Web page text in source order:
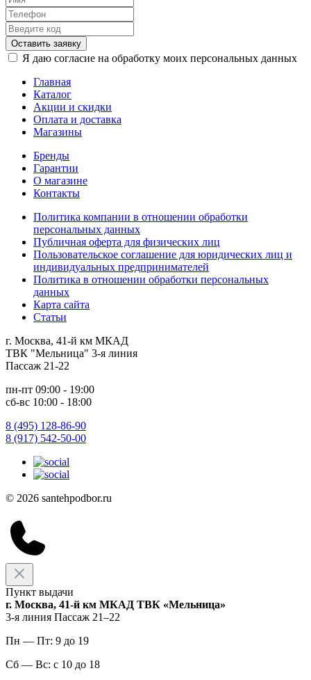
Оставить заявку
Я даю согласие на обработку моих персональных данных
Главная
Каталог
Акции и скидки
Оплата и доставка
Магазины
Бренды
Гарантии
О магазине
Контакты
Политика компании в отношении обработки
персональных данных
Публичная оферта для физических лиц
Пользовательское соглашение для юридических лиц и
индивидуальных предпринимателей
Политика в отношении обработки персональных
данных
Карта сайта
Статьи
г. Москва, 41-й км МКАД
ТВК "Мельница" 3-я линия
Пассаж 21-22
пн-пт 09:00 - 19:00
сб-вс 10:00 - 18:00
8 (495) 128-86-90
8 (917) 542-50-00
© 2026 santehpodbor.ru
Пункт выдачи
г. Москва, 41-й км МКАД ТВК «Мельница»
3-я линия Пассаж 21–22
Пн — Пт: 9 до 19
Сб — Вс: с 10 до 18